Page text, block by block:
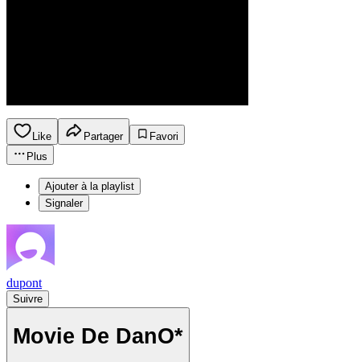
Like Partager
Favori
Plus
Ajouter à la playlist
Signaler
dupont
Suivre
Movie De DanO*